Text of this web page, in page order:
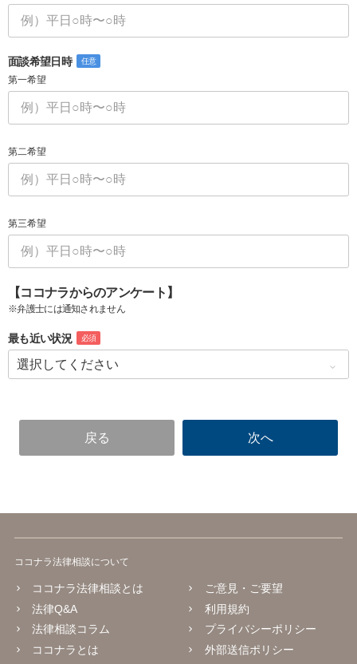
面談希望日時 任意
第一希望
第二希望
第三希望
【ココナラからのアンケート】
※弁護士には通知されません
最も近い状況 必須
ココナラ法律相談について
ココナラ法律相談とは
法律Q&A
法律相談コラム
ココナラとは
ご意見・ご要望
利用規約
プライバシーポリシー
外部送信ポリシー